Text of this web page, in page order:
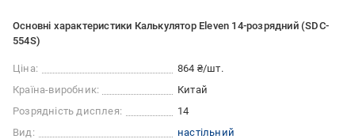
Основні характеристики Калькулятор Eleven 14-розрядний (SDC-
554S)
Ціна:
864 ₴/шт.
Країна-виробник:
Китай
Розрядність дисплея:
14
Вид:
настільний